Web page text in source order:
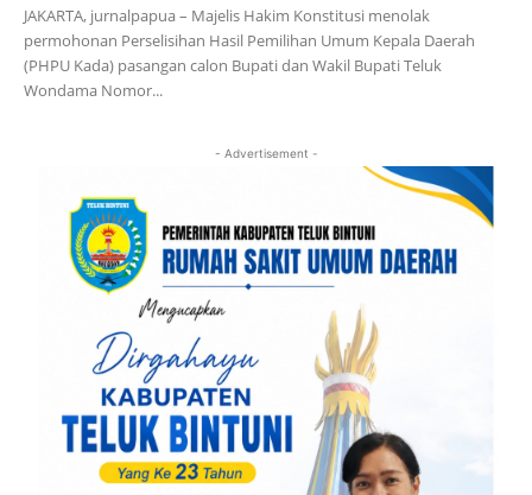
JAKARTA, jurnalpapua – Majelis Hakim Konstitusi menolak
permohonan Perselisihan Hasil Pemilihan Umum Kepala Daerah
(PHPU Kada) pasangan calon Bupati dan Wakil Bupati Teluk
Wondama Nomor...
- Advertisement -